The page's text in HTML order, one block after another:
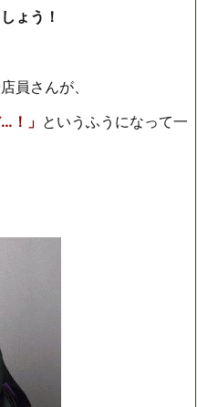
ょう！
員さんが、
！」 というふうになって一